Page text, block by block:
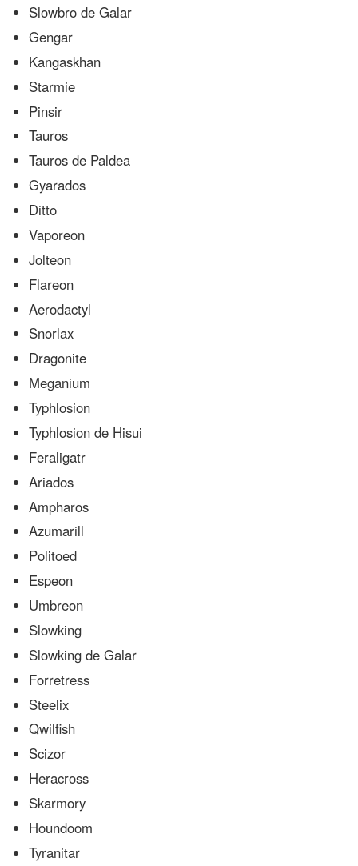
Slowbro de Galar
Gengar
Kangaskhan
Starmie
Pinsir
Tauros
Tauros de Paldea
Gyarados
Ditto
Vaporeon
Jolteon
Flareon
Aerodactyl
Snorlax
Dragonite
Meganium
Typhlosion
Typhlosion de Hisui
Feraligatr
Ariados
Ampharos
Azumarill
Politoed
Espeon
Umbreon
Slowking
Slowking de Galar
Forretress
Steelix
Qwilfish
Scizor
Heracross
Skarmory
Houndoom
Tyranitar